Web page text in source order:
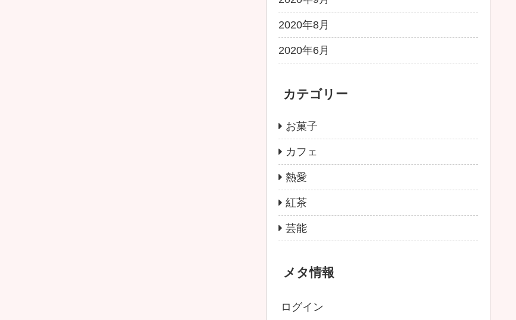
2020年8月
2020年6月
カテゴリー
お菓子
カフェ
熱愛
紅茶
芸能
メタ情報
ログイン